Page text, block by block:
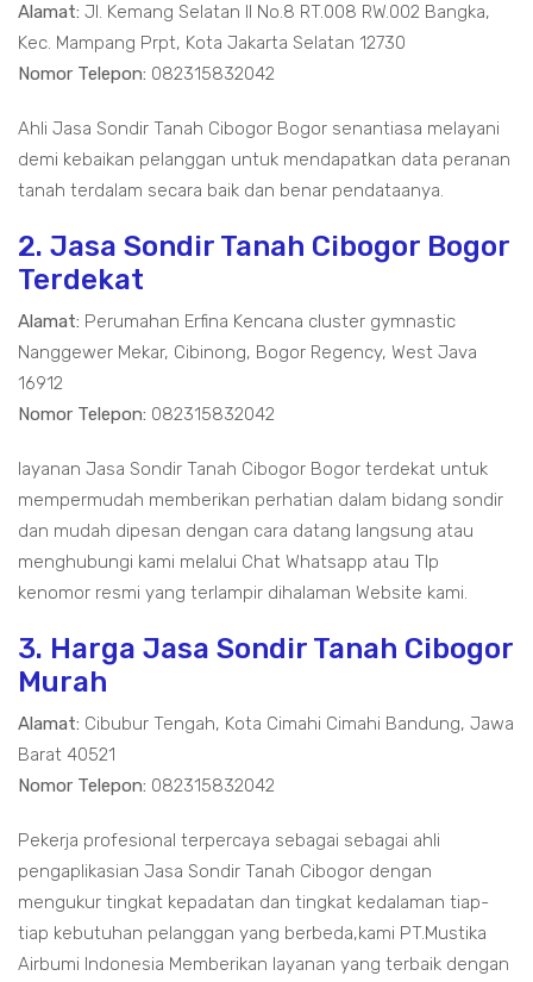
Alamat: Jl. Kemang Selatan II No.8 RT.008 RW.002 Bangka,
Kec. Mampang Prpt, Kota Jakarta Selatan 12730
Nomor Telepon: 082315832042
Ahli Jasa Sondir Tanah Cibogor Bogor senantiasa melayani
demi kebaikan pelanggan untuk mendapatkan data peranan
tanah terdalam secara baik dan benar pendataanya.
2. Jasa Sondir Tanah Cibogor Bogor
Terdekat
Alamat: Perumahan Erfina Kencana cluster gymnastic
Nanggewer Mekar, Cibinong, Bogor Regency, West Java
16912
Nomor Telepon: 082315832042
layanan Jasa Sondir Tanah Cibogor Bogor terdekat untuk
mempermudah memberikan perhatian dalam bidang sondir
dan mudah dipesan dengan cara datang langsung atau
menghubungi kami melalui Chat Whatsapp atau Tlp
kenomor resmi yang terlampir dihalaman Website kami.
3. Harga Jasa Sondir Tanah Cibogor
Murah
Alamat: Cibubur Tengah, Kota Cimahi Cimahi Bandung, Jawa
Barat 40521
Nomor Telepon: 082315832042
Pekerja profesional terpercaya sebagai sebagai ahli
pengaplikasian Jasa Sondir Tanah Cibogor dengan
mengukur tingkat kepadatan dan tingkat kedalaman tiap-
tiap kebutuhan pelanggan yang berbeda,kami PT.Mustika
Airbumi Indonesia Memberikan layanan yang terbaik dengan